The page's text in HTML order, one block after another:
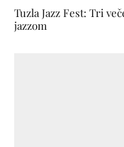
Tuzla Jazz Fest: Tri
jazzom